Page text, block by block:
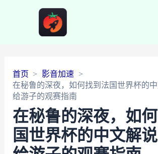
首页
影音加速
在秘鲁的深夜，如何找到法国世界杯的
给游子的观赛指南
在秘鲁的深夜，如
国世界杯的中文解